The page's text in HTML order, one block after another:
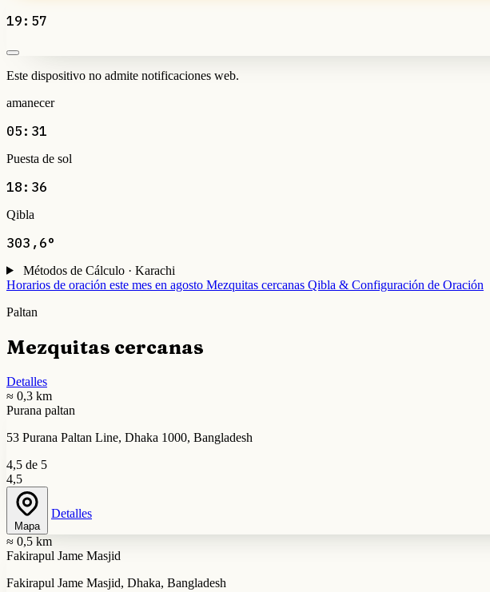
19:57
Este dispositivo no admite notificaciones web.
amanecer
05:31
Puesta de sol
18:36
Qibla
303,6°
Métodos de Cálculo · Karachi
Horarios de oración este mes en agosto Mezquitas cercanas Qibla & Configuración de Oración
Paltan
Mezquitas cercanas
Detalles
≈ 0,3 km
Purana paltan
53 Purana Paltan Line, Dhaka 1000, Bangladesh
4,5 de 5
4,5
Mapa
Detalles
≈ 0,5 km
Fakirapul Jame Masjid
Fakirapul Jame Masjid, Dhaka, Bangladesh